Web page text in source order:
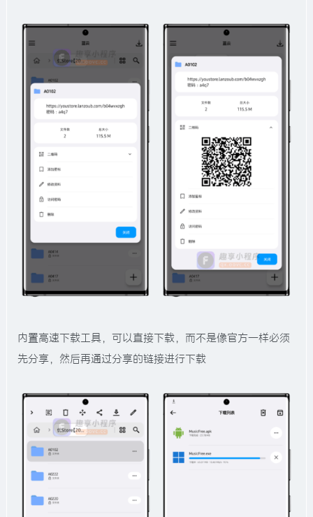
内置高速下载工具，可以直接下载，而不是像官方一样必须
先分享，然后再通过分享的链接进行下载